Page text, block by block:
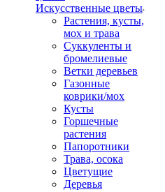
Искусственные цветы
Растения, кусты,
мох и трава
Суккуленты и
бромелиевые
Ветки деревьев
Газонные
коврики/мох
Кусты
Горшечные
растения
Папоротники
Трава, осока
Цветущие
Деревья